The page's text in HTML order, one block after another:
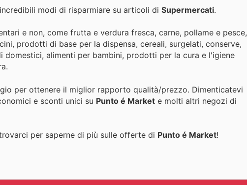
modi di risparmiare su articoli di Supermercati.
e non, come frutta e verdura fresca, carne, pollame e pesce,
prodotti di base per la dispensa, cereali, surgelati, conserve,
domestici, alimenti per bambini, prodotti per la cura e l'igiene
per ottenere il miglior rapporto qualità/prezzo. Dimenticatevi
e sconti unici su Punto é Market e molti altri negozi di
per saperne di più sulle offerte di Punto é Market!